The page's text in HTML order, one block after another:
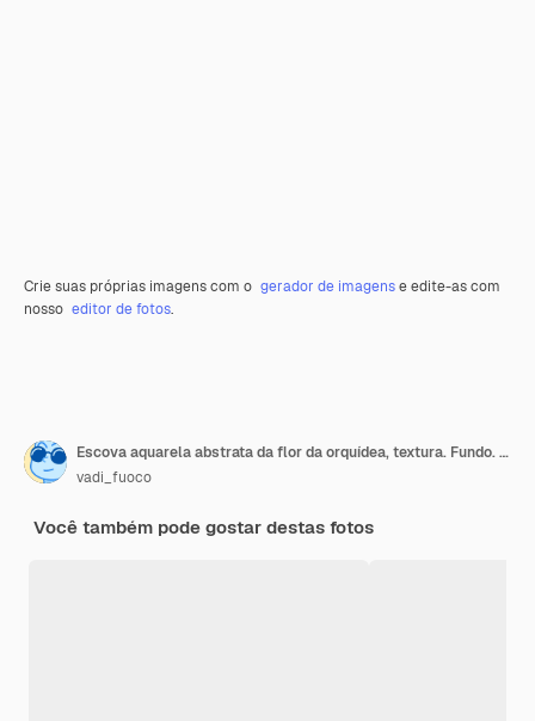
Crie suas próprias imagens com o gerador de imagense edite-as com
nosso editor de fotos.
Escova aquarela abstrata da flor da orquídea, textura. Fundo. Copie o espaço.
vadi_fuoco
Você também pode gostar destas fotos